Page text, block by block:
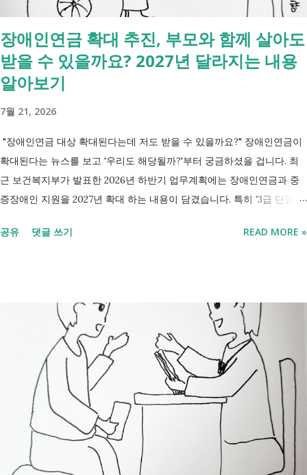
장애인연금 확대 추진, 부모와 함께 살아도
받을 수 있을까요? 2027년 달라지는 내용
알아보기
7월 21, 2026
"장애인연금 대상 확대된다는데 저도 받을 수 있을까요?" 장애인연금이
확대된다는 뉴스를 보고 '우리도 해당될까?'부터 궁금하셨을 겁니다. 최
근 보건복지부가 발표한 2026년 하반기 업무계획에는 장애인연금과 중
증장애인 지원을 2027년 확대 하는 내용이 담겼습니다. 특히 '3급 단일장
포함되면서 많은 분들이 관심을 갖고 있습니다. 이번 글에서는 장애인과
일 발표된 보건복지부 업무계획에 담긴 내용은 무엇인가요? 2027년 보건
복지부의 업무계획에 담긴 장애인관련은 어떤 내용이 있는지 살펴보겠습
니다. 정부 업무계획 내용 추진 시기 3급 단일장애까지 장애인연금 지급
2027년 중증장애인 생계급여 부양의무자 기준 폐지 2027년 하반기 활동
지원서비스 65세 이후 선택권 보장 2027년 7월 최중증 발달장애인 24시
간 긴급돌봄 확대 확대 추진 장애인 공공일자리 지속 확대 계속 추진 ※
업무계획에 담긴 내용으로, 법 개정과 예산 반영 등을 거쳐 시행될 예정
입니다. 부모와 함께 살아도 장애인연금을 받을 수 있을까요? 이번 보건
복지부 업무계획이 발표된 뒤 많은 분들이 질문하셨습니다. "부모와 같이
공유 댓글 쓰기 READ MORE »